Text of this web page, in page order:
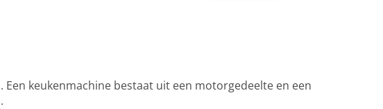
keukenmachine bestaat uit een motorgedeelte en een
.